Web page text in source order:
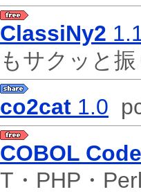
ClassiNy2
もサクッと
co2cat 1.0
COBOL
T・PHP・